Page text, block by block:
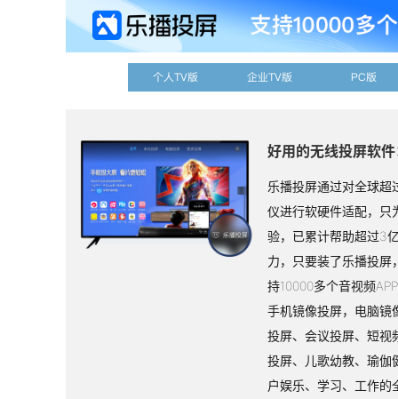
个人TV版 企业TV版 PC版
好用的无线投屏软
乐播投屏通过对全球超
仪进行软硬件适配，只
验，已累计帮助超过3
力，只要装了乐播投屏
持10000多个音视频
手机镜像投屏，电脑镜
投屏、会议投屏、短视
投屏、儿歌幼教、瑜伽
户娱乐、学习、工作的